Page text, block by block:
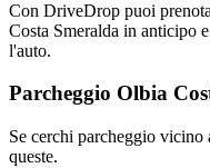
Con DriveDrop puoi
Costa Smeralda in anticipo
l'auto.
Parcheggio Olbia
Se cerchi parcheggio
queste.